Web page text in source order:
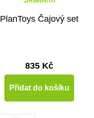
PlanToys Čajový set
835 Kč
Přidat do košíku